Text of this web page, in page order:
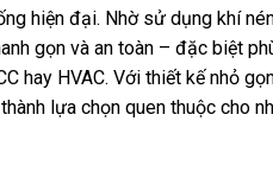
hiện đại. Nhờ sử dụng khí
gọn và an toàn – đặc biệt
hay HVAC. Với thiết kế nhỏ
lựa chọn quen thuộc cho